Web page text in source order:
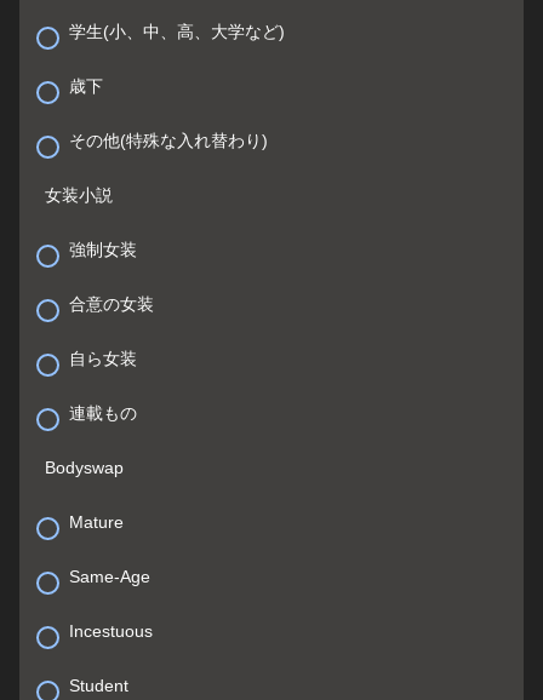
学生(小、中、高、大学など)
歳下
その他(特殊な入れ替わり)
女装小説
強制女装
合意の女装
自ら女装
連載もの
Bodyswap
Mature
Same-Age
Incestuous
Student